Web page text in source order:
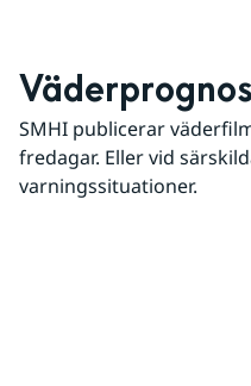
Väderprognos
SMHI publicerar
fredagar. Eller vid
varningssituationer.